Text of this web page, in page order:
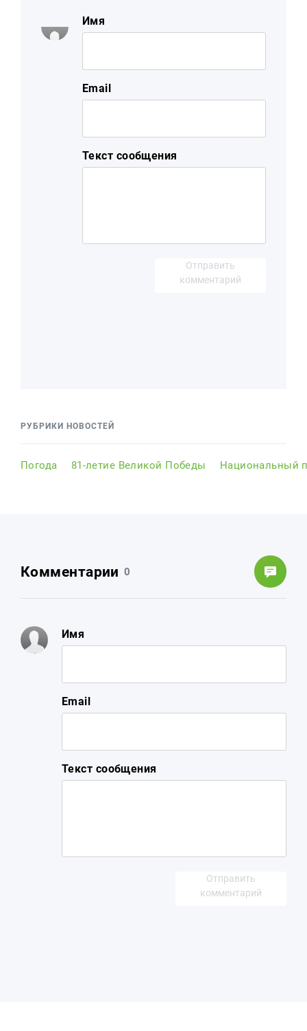
Имя
Email
Текст сообщения
Отправить
комментарий
РУБРИКИ НОВОСТЕЙ
Погода 81-летие Великой Победы Национальный
Комментарии 0
Имя
Email
Текст сообщения
Отправить
комментарий